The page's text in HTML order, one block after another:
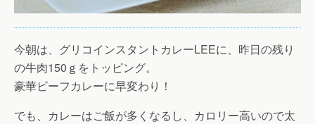
今朝は、グリコインスタントカレーLEEに、昨日の残り
の牛肉150ｇをトッピング。
豪華ビーフカレーに早変わり！
でも、カレーはご飯が多くなるし、カロリー高いので太